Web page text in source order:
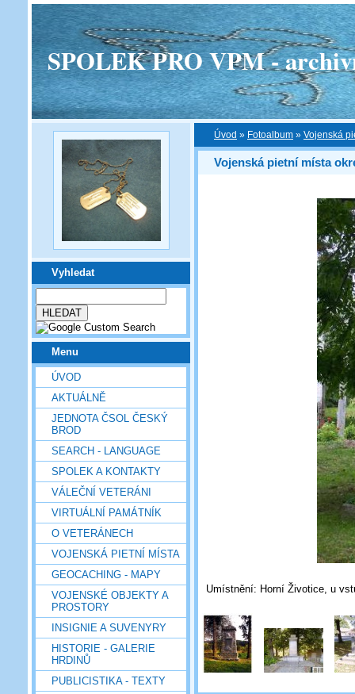
SPOLEK PRO VPM -
Vyhledat
Menu
ÚVOD
AKTUÁLNĚ
JEDNOTA ČSOL ČESKÝ
BROD
SEARCH - LANGUAGE
SPOLEK A KONTAKTY
VÁLEČNÍ VETERÁNI
VIRTUÁLNÍ PAMÁTNÍK
O VETERÁNECH
VOJENSKÁ PIETNÍ MÍSTA
GEOCACHING - MAPY
VOJENSKÉ OBJEKTY A
PROSTORY
INSIGNIE A SUVENYRY
HISTORIE - GALERIE
HRDINŮ
PUBLICISTIKA - TEXTY
Úvod » Fotoalbum » Vojenská
Vojenská pietní místa
Umístnění: Horní Životice, u